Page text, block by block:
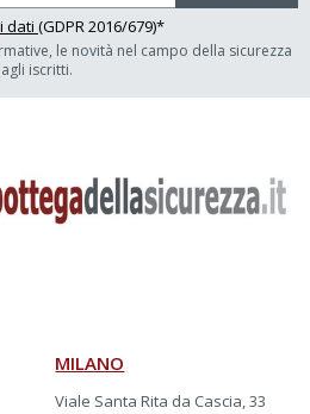
dati (GDPR 2016/679)*
le novità nel campo della sicurezza
iscritti.
MILANO
Viale Santa Rita da Cascia, 33